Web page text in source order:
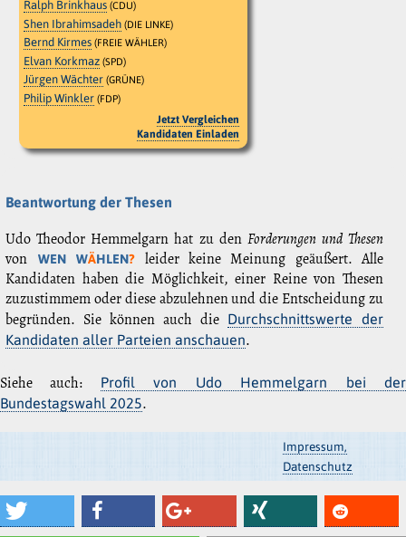
Ralph Brinkhaus (CDU)
Shen Ibrahimsadeh (DIE LINKE)
Bernd Kirmes (FREIE WÄHLER)
Elvan Korkmaz (SPD)
Jürgen Wächter (GRÜNE)
Philip Winkler (FDP)
Jetzt Vergleichen
Kandidaten Einladen
Beantwortung der Thesen
Udo Theodor Hemmelgarn hat zu den Forderungen und Thesen
von
WEN WÄHLEN?
leider keine Meinung geäußert. Alle
Kandidaten haben die Möglichkeit, einer Reine von Thesen
zuzustimmem oder diese abzulehnen und die Entscheidung zu
begründen. Sie können auch die Durchschnittswerte der
Kandidaten aller Parteien anschauen.
Siehe auch:
Profil von Udo Hemmelgarn bei der
Bundestagswahl 2025.
Impressum,
Datenschutz